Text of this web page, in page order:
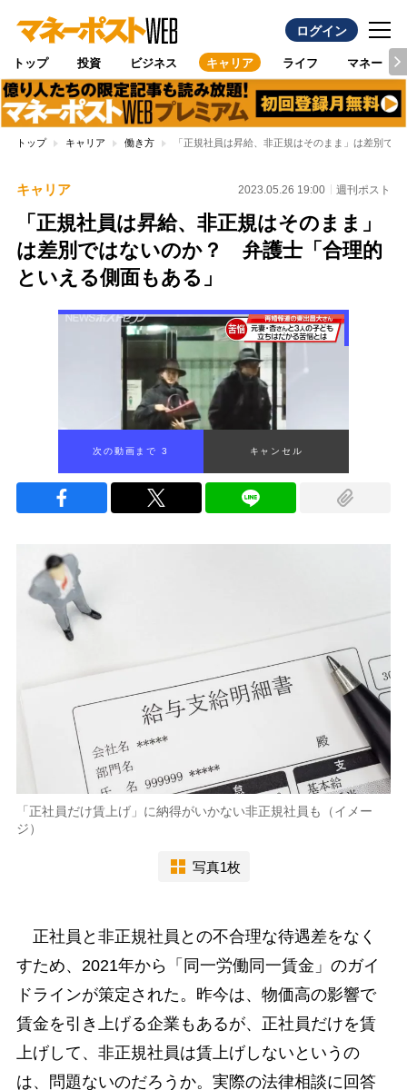
ログイン
トップ 投資 ビジネス キャリア ライフ マネー
トップ キャリア 働き方 「正規社員は昇給、非正規はそのまま」は差別で
キャリア 2023.05.26 19:00 週刊ポスト
「正規社員は昇給、非正規はそのまま」
は差別ではないのか？ 弁護士「合理的
といえる側面もある」
次の動画まで 2 キャンセル
「正社員だけ賃上げ」に納得がいかない非正規社員も（イメー
ジ）
写真1枚
正社員と非正規社員との不合理な待遇差をなく
すため、2021年から「同一労働同一賃金」のガイ
ドラインが策定された。昨今は、物価高の影響で
賃金を引き上げる企業もあるが、正社員だけを賃
上げして、非正規社員は賃上げしないというの
は、問題ないのだろうか。実際の法律相談に回答